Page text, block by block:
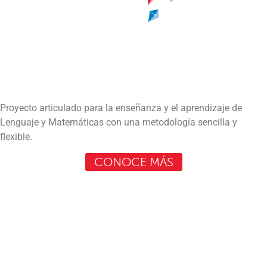
Proyecto articulado para la enseñanza y el aprendizaje de
Lenguaje y Matemáticas con una metodología sencilla y
flexible.
CONOCE MÁS